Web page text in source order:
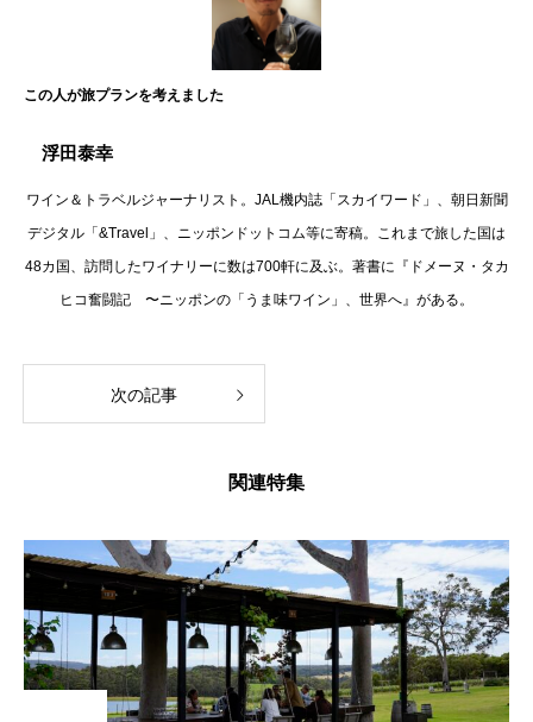
この人が旅プランを考えました
浮田泰幸
ワイン＆トラベルジャーナリスト。JAL機内誌「スカイワード」、朝日新聞
デジタル「&Travel」、ニッポンドットコム等に寄稿。これまで旅した国は
48カ国、訪問したワイナリーに数は700軒に及ぶ。著書に『ドメーヌ・タカ
ヒコ奮闘記 〜ニッポンの「うま味ワイン」、世界へ』がある。
次の記事
関連特集